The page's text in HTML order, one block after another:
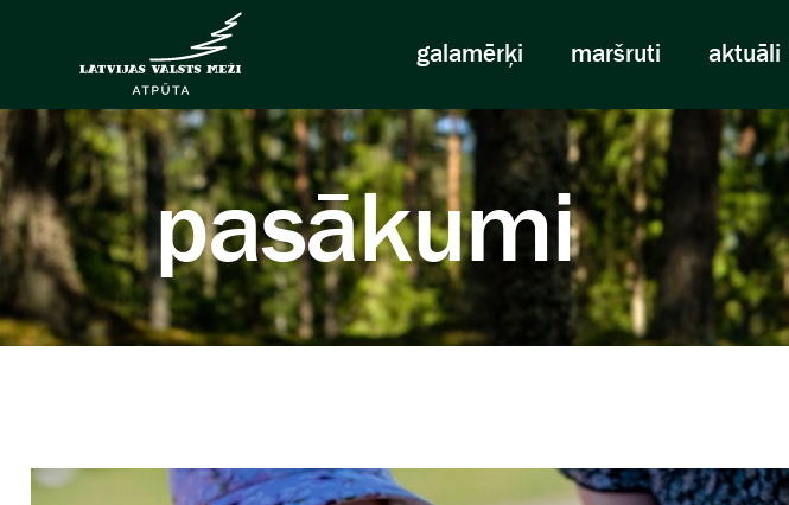
galamērķi maršruti aktuāli
pasākumi